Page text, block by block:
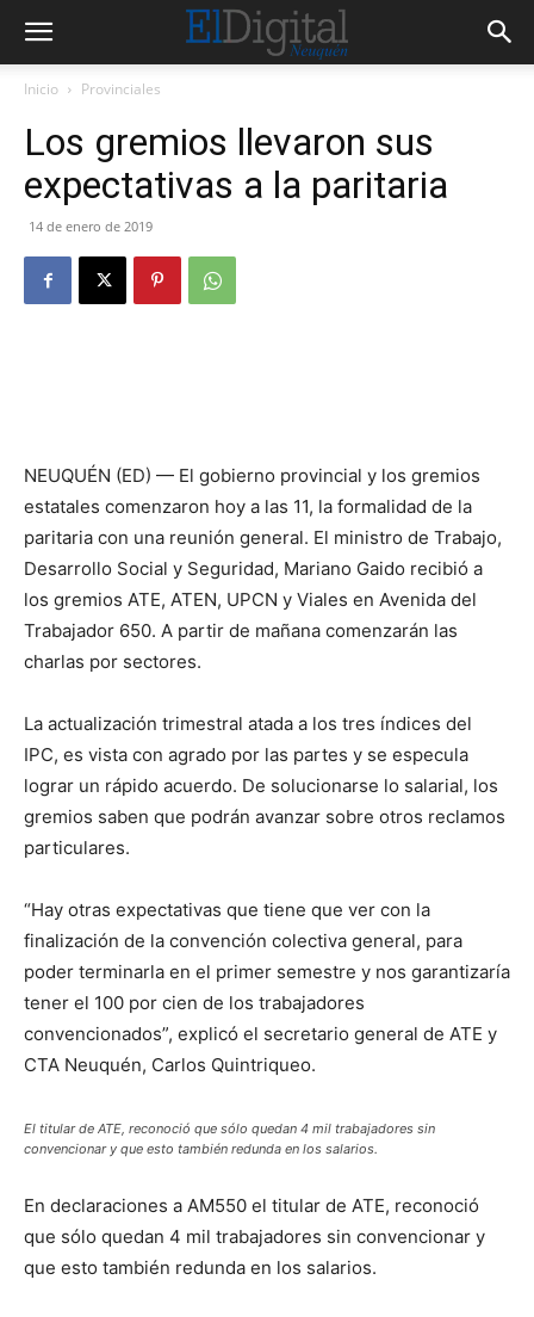
Inicio Provinciales
Los gremios llevaron sus
expectativas a la paritaria
14 de enero de 2019
NEUQUÉN (ED) — El gobierno provincial y los gremios
estatales comenzaron hoy a las 11, la formalidad de la
paritaria con una reunión general. El ministro de Trabajo,
Desarrollo Social y Seguridad, Mariano Gaido recibió a
los gremios ATE, ATEN, UPCN y Viales en Avenida del
Trabajador 650. A partir de mañana comenzarán las
charlas por sectores.
La actualización trimestral atada a los tres índices del
IPC, es vista con agrado por las partes y se especula
lograr un rápido acuerdo. De solucionarse lo salarial, los
gremios saben que podrán avanzar sobre otros reclamos
particulares.
“Hay otras expectativas que tiene que ver con la
finalización de la convención colectiva general, para
poder terminarla en el primer semestre y nos garantizaría
tener el 100 por cien de los trabajadores
convencionados”, explicó el secretario general de ATE y
CTA Neuquén, Carlos Quintriqueo.
El titular de ATE, reconoció que sólo quedan 4 mil trabajadores sin
convencionar y que esto también redunda en los salarios.
En declaraciones a AM550 el titular de ATE, reconoció
que sólo quedan 4 mil trabajadores sin convencionar y
que esto también redunda en los salarios.